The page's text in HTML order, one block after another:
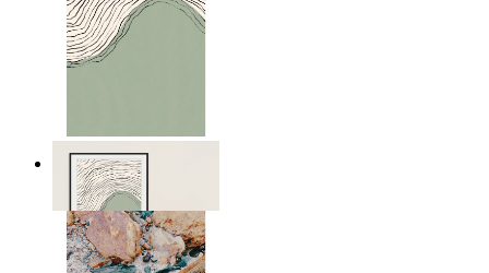
Green Horizon
14,95 €